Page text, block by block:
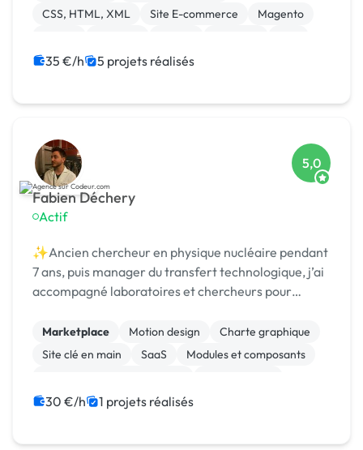
secteurs te...
CSS, HTML, XML
Site E-commerce
Magento
35 €/h 5 projets réalisés
Fabien Déchery
Actif
5,0
✨Ancien chercheur en physique nucléaire pendant
7 ans, puis manager du transfert technologique, j’ai
accompagné laboratoires et chercheurs pour
puis st
Marketplace Motion design
Charte graphique
Site clé en main
SaaS
Modules et composants
Integration HTML
Installation de Script
30 €/h 1 projets réalisés